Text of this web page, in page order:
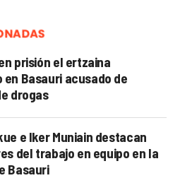
prisión el ertzaina
en Basauri acusado de
drogas
e Iker Muniain destacan
del trabajo en equipo en la
Basauri